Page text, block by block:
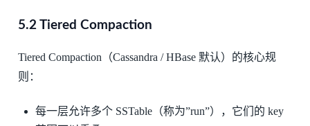
5.2 Tiered Compaction
Tiered Compaction（Cassandra / HBase 默认）的核心规
则：
每一层允许多个 SSTable（称为”run”），它们的 key